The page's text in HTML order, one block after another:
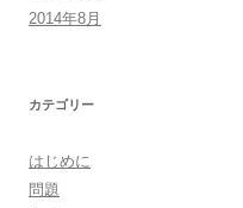
2014年8月
カテゴリー
はじめに
問題